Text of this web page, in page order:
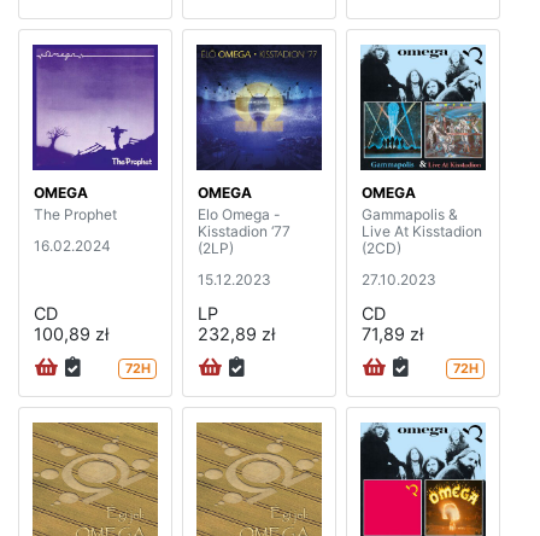
OMEGA
The Prophet
16.02.2024
CD
100,89 zł
72H
OMEGA
Elo Omega -
Kisstadion ‘77
(2LP)
15.12.2023
LP
232,89 zł
OMEGA
Gammapolis &
Live At Kisstadion
(2CD)
27.10.2023
CD
71,89 zł
72H